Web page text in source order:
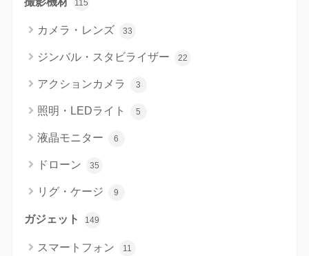
115
カメラ・レンズ 33
ジンバル・スタビライザー 22
アクションカメラ 3
照明・LEDライト 5
液晶モニター 6
ドローン 35
リグ・ケージ 9
ガジェット 149
スマートフォン 11